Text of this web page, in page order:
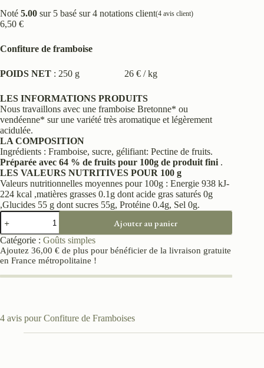
Noté 5.00 sur 5 basé sur4 notations client(4 avis client)
6,50 €
Confiture de framboise
POIDS NET : 250 g 26 € / kg
LES INFORMATIONS PRODUITS
Nous travaillons avec une framboise Bretonne* ou
vendéenne* sur une variété très aromatique et légèrement
acidulée.
LA COMPOSITION
Ingrédients : Framboise, sucre, gélifiant: Pectine de fruits.
Préparée avec 64 % de fruits pour 100g de produit fini .
LES VALEURS NUTRITIVES POUR 100 g
Valeurs nutritionnelles moyennes pour 100g : Energie 938 kJ-
224 kcal ,matières grasses 0.1g dont acide gras saturés 0g
,Glucides 55 g dont sucres 55g, Protéine 0.4g, Sel 0g.
Ajouter au panier
Catégorie : Goûts simples
Ajoutez 36,00 € de plus pour bénéficier de la livraison gratuite
en France métropolitaine !
4 avis pourConfiture de Framboises